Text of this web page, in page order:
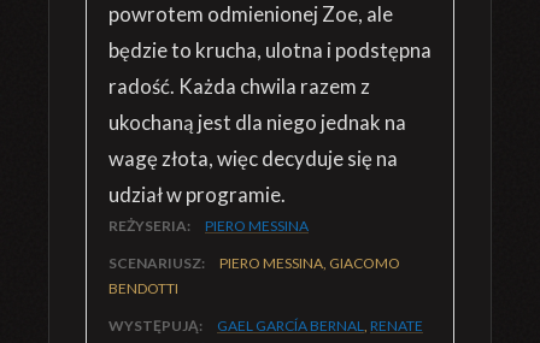
powrotem odmienionej Zoe, ale
będzie to krucha, ulotna i podstępna
radość. Każda chwila razem z
ukochaną jest dla niego jednak na
wagę złota, więc decyduje się na
udział w programie.
REŻYSERIA: PIERO MESSINA
SCENARIUSZ:
PIERO MESSINA, GIACOMO
BENDOTTI
WYSTĘPUJĄ: GAEL GARCÍA BERNAL, RENATE